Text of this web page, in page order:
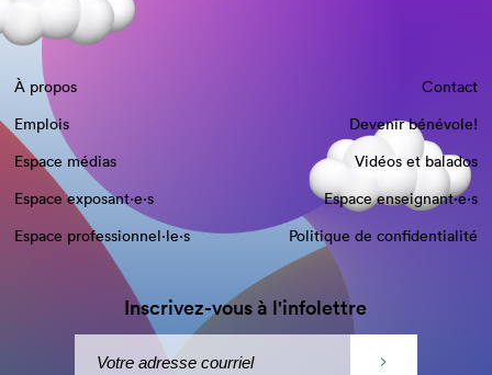
À propos
Contact
Emplois
Devenir bénévole!
Espace médias
Vidéos et balados
Espace exposant·e⋅s
Espace enseignant·e⋅s
Espace professionnel·le⋅s
Politique de confidentialité
Inscrivez-vous à l'infolettre